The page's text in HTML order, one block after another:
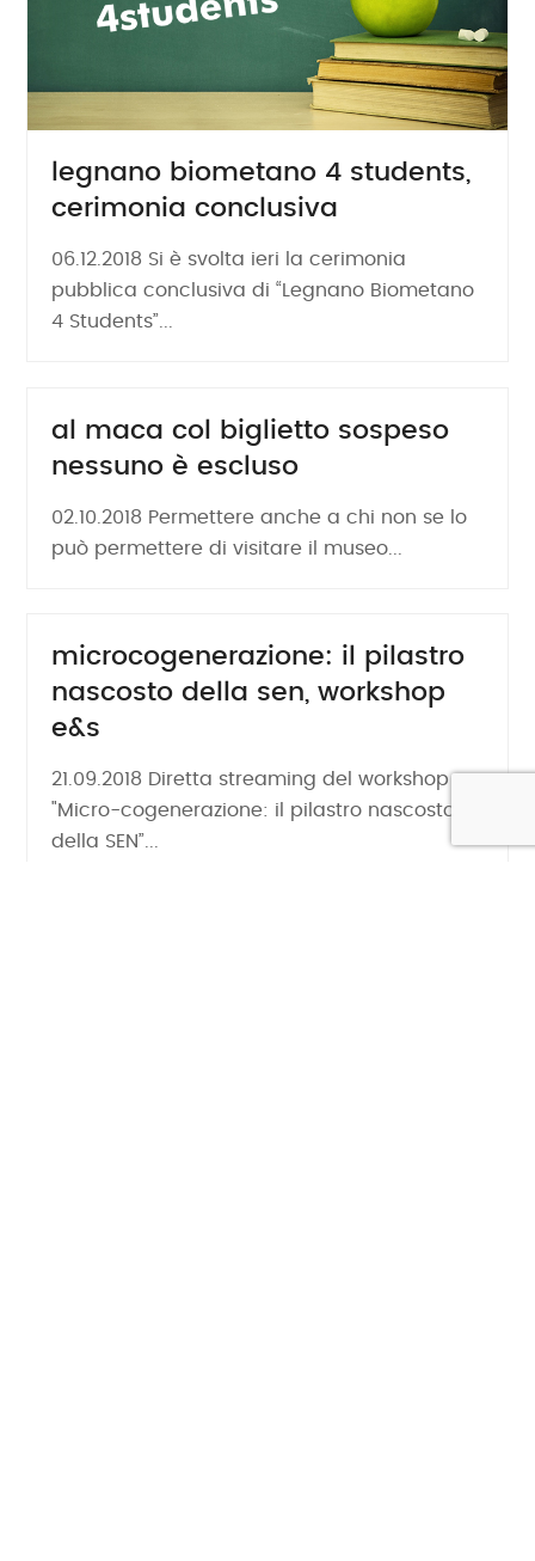
legnano biometano 4 students,
cerimonia conclusiva
06.12.2018 Si è svolta ieri la cerimonia
pubblica conclusiva di “Legnano Biometano
4 Students”...
al maca col biglietto sospeso
nessuno è escluso
02.10.2018 Permettere anche a chi non se lo
può permettere di visitare il museo...
microcogenerazione: il pilastro
nascosto della sen, workshop
e&s
21.09.2018 Diretta streaming del workshop
"Micro-cogenerazione: il pilastro nascosto
della SEN”...